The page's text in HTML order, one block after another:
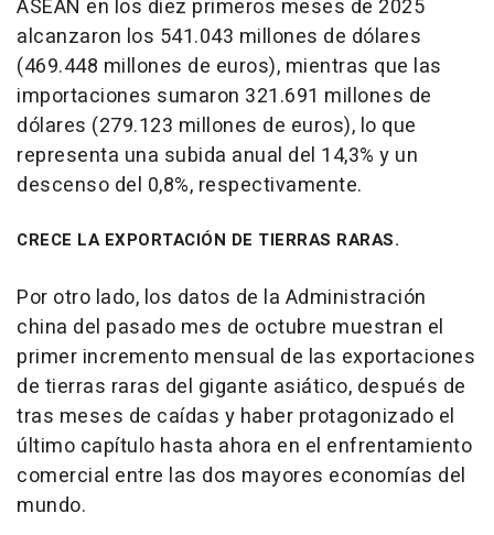
ASEAN en los diez primeros meses de 2025
alcanzaron los 541.043 millones de dólares
(469.448 millones de euros), mientras que las
importaciones sumaron 321.691 millones de
dólares (279.123 millones de euros), lo que
representa una subida anual del 14,3% y un
descenso del 0,8%, respectivamente.
CRECE LA EXPORTACIÓN DE TIERRAS RARAS.
Por otro lado, los datos de la Administración
china del pasado mes de octubre muestran el
primer incremento mensual de las exportaciones
de tierras raras del gigante asiático, después de
tras meses de caídas y haber protagonizado el
último capítulo hasta ahora en el enfrentamiento
comercial entre las dos mayores economías del
mundo.